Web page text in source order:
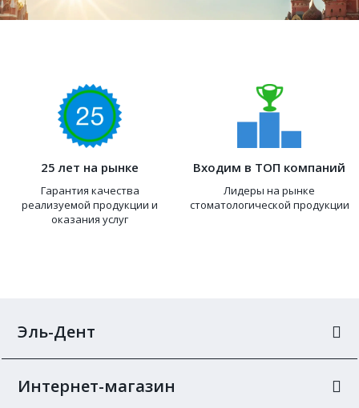
25 лет на рынке
Гарантия качества
реализуемой продукции и
оказания услуг
Входим в ТОП компаний
Лидеры на рынке
стоматологической продукции
Эль-Дент
Интернет-магазин